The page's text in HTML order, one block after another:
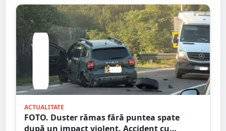
ACTUALITATE
FOTO. Duster rămas fără puntea spate
după un impact violent. Accident cu